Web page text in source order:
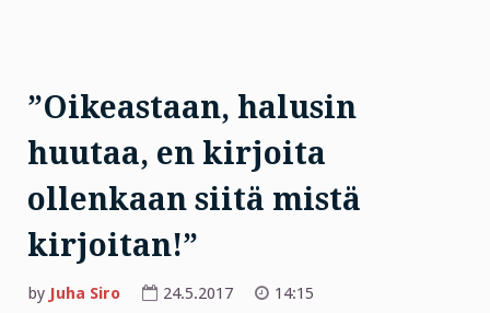
”Oikeastaan, halusin
huutaa, en kirjoita
ollenkaan siitä mistä
kirjoitan!”
by Juha Siro 24.5.2017
14:15